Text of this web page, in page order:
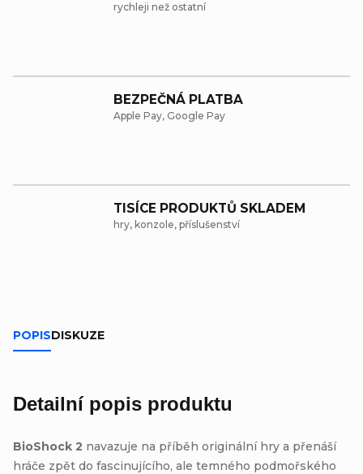
rychleji než ostatní
BEZPEČNÁ PLATBA
Apple Pay, Google Pay
TISÍCE PRODUKTŮ SKLADEM
hry, konzole, příslušenství
POPISDISKUZE
Detailní popis produktu
BioShock 2 navazuje na příběh originální hry a přenáší
hráče zpět do fascinujícího, ale temného podmořského